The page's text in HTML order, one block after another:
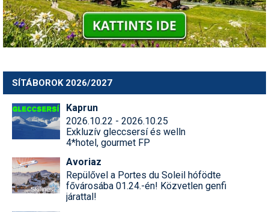
Túrasí
Utasbiztosítás
Védőfelszerelés
Wellness
SÍTÁBOROK 2026/2027
Kaprun
2026.10.22 - 2026.10.25
Exkluzív gleccsersí és welln
4*hotel, gourmet FP
Avoriaz
Repülővel a Portes du Soleil hófödte
fővárosába 01.24.-én! Közvetlen genfi
járattal!